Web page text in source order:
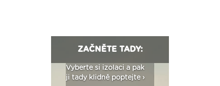
ZAČNĚTE TADY:
Vyberte si izolaci a pak
ji tady klidně poptejte ›